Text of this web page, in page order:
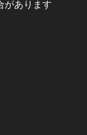
があります